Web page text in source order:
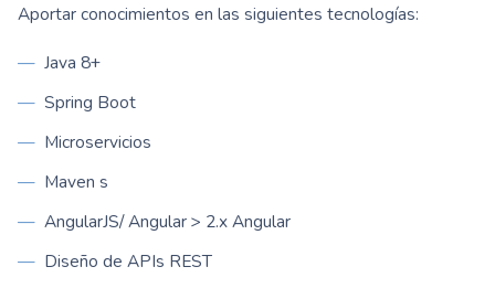
Aportar conocimientos en las siguientes tecnologías:
Java 8+
Spring Boot
Microservicios
Maven s
AngularJS/ Angular > 2.x Angular
Diseño de APIs REST